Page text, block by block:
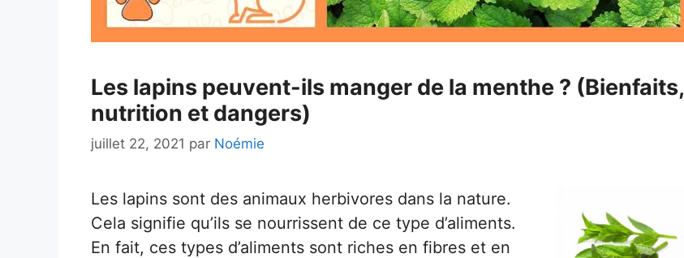
Les lapins peuvent-ils manger de la menthe ? (Bienfaits,
nutrition et dangers)
juillet 22, 2021 par Noémie
Les lapins sont des animaux herbivores dans la nature.
Cela signifie qu’ils se nourrissent de ce type d’aliments.
En fait, ces types d’aliments sont riches en fibres et en